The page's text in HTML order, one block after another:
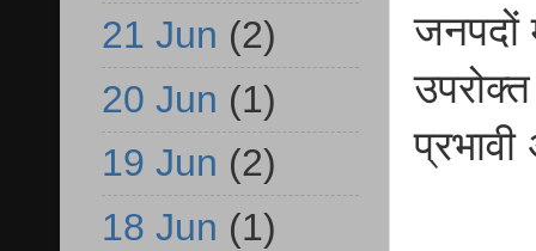
जनपदों
21 Jun (2)
20 Jun (1)
19 Jun (2)
18 Jun (1)